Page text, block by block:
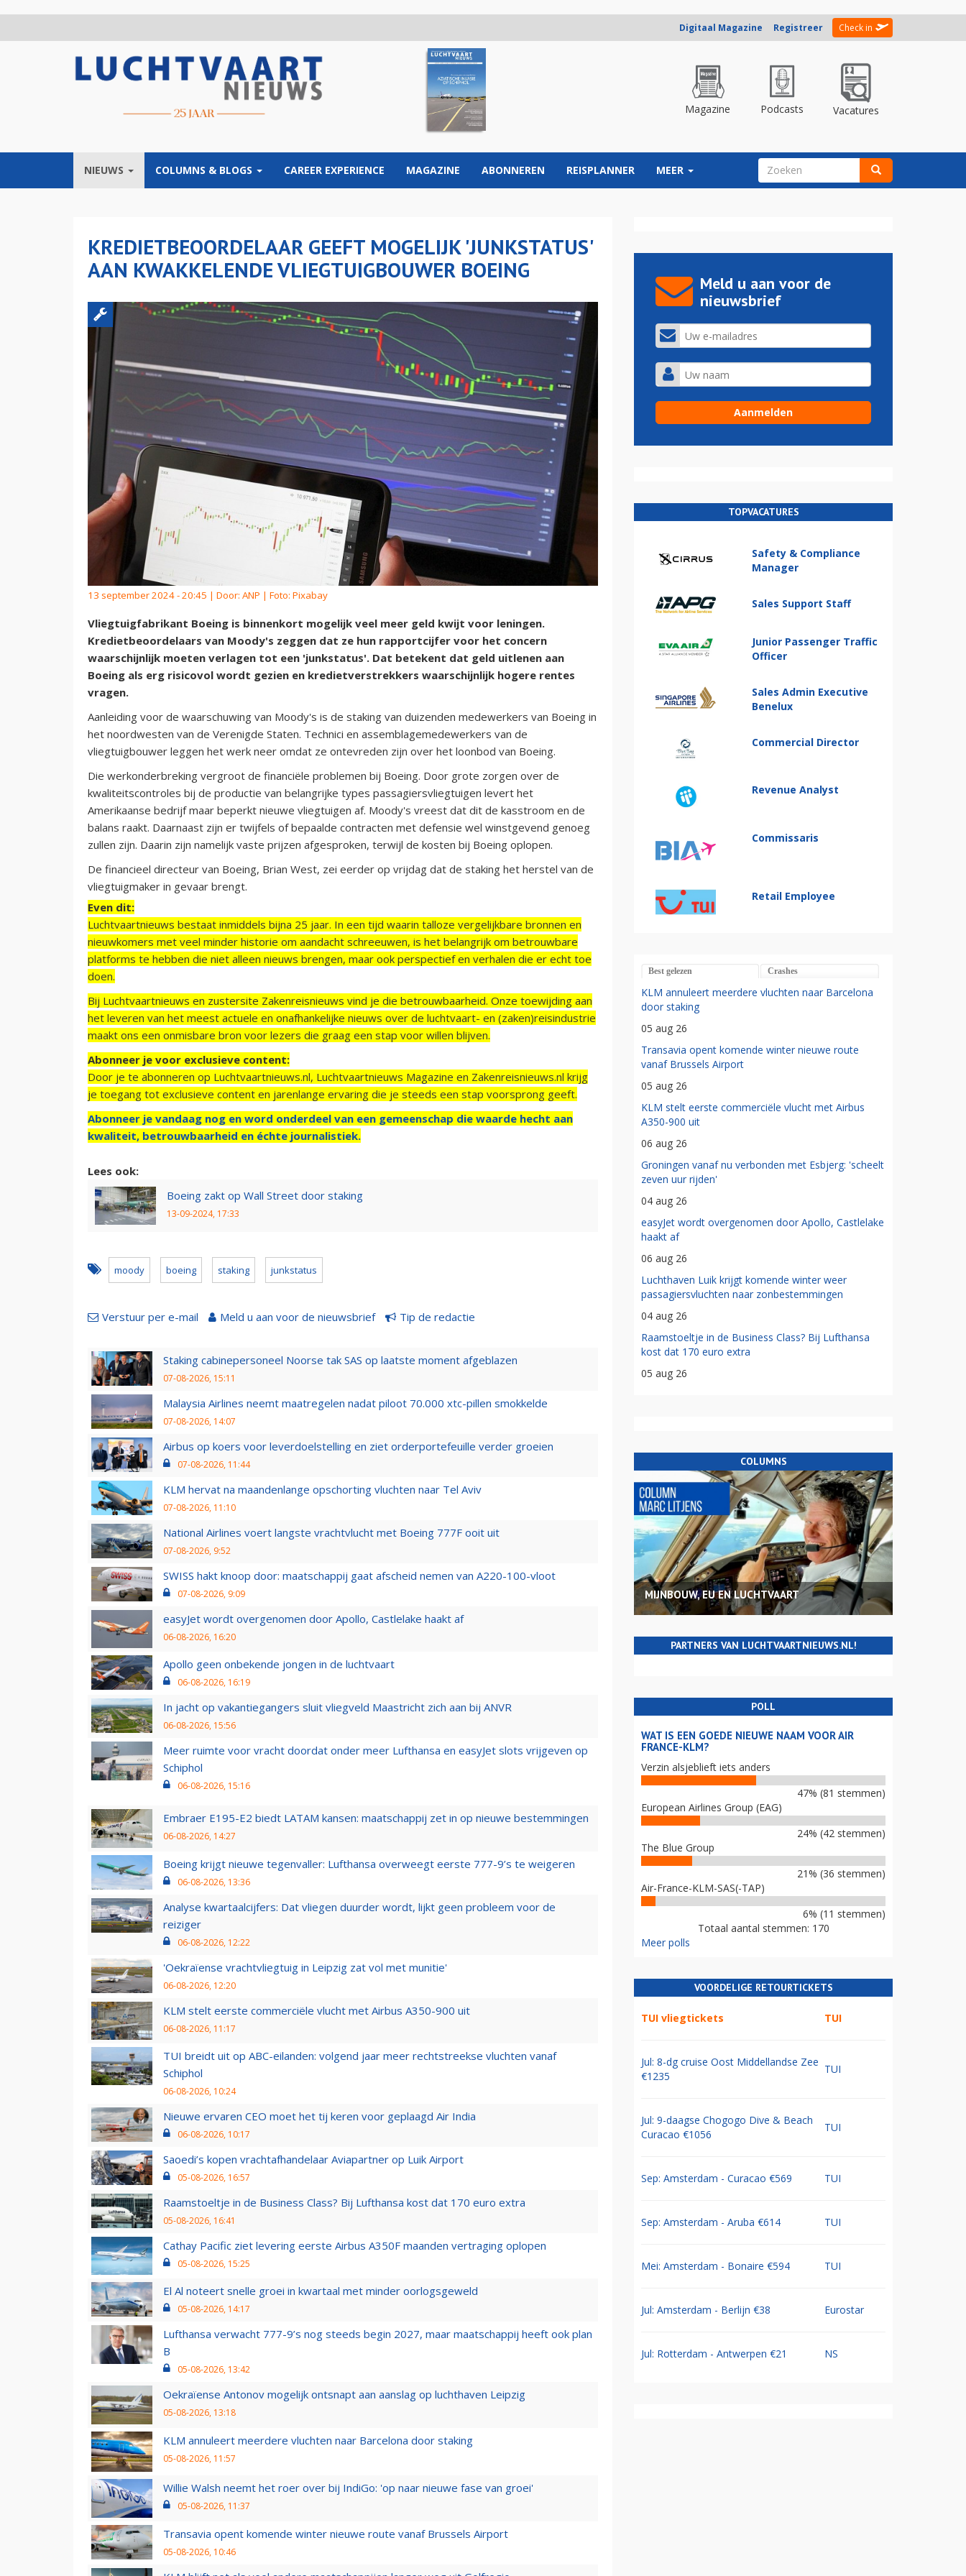
Digitaal Magazine Registreer Check in
Magazine Podcasts Vacatures
NIEUWS COLUMNS & BLOGS CAREER EXPERIENCE MAGAZINE ABONNEREN REISPLANNER MEER ZOEKVELD
KREDIETBEOORDELAAR GEEFT MOGELIJK 'JUNKSTATUS'
AAN KWAKKELENDE VLIEGTUIGBOUWER BOEING
13 september 2024 - 20:45 | Door: ANP | Foto: Pixabay
Vliegtuigfabrikant Boeing is binnenkort mogelijk veel meer geld kwijt voor leningen.
Kredietbeoordelaars van Moody's zeggen dat ze hun rapportcijfer voor het concern
waarschijnlijk moeten verlagen tot een 'junkstatus'. Dat betekent dat geld uitlenen aan
Boeing als erg risicovol wordt gezien en kredietverstrekkers waarschijnlijk hogere rentes
vragen.
Aanleiding voor de waarschuwing van Moody's is de staking van duizenden medewerkers van Boeing in
het noordwesten van de Verenigde Staten. Technici en assemblagemedewerkers van de
vliegtuigbouwer leggen het werk neer omdat ze ontevreden zijn over het loonbod van Boeing.
Die werkonderbreking vergroot de financiële problemen bij Boeing. Door grote zorgen over de
kwaliteitscontroles bij de productie van belangrijke types passagiersvliegtuigen levert het
Amerikaanse bedrijf maar beperkt nieuwe vliegtuigen af. Moody's vreest dat dit de kasstroom en de
balans raakt. Daarnaast zijn er twijfels of bepaalde contracten met defensie wel winstgevend genoeg
zullen zijn. Daarin zijn namelijk vaste prijzen afgesproken, terwijl de kosten bij Boeing oplopen.
De financieel directeur van Boeing, Brian West, zei eerder op vrijdag dat de staking het herstel van de
vliegtuigmaker in gevaar brengt.
Even dit:
Luchtvaartnieuws bestaat inmiddels bijna 25 jaar. In een tijd waarin talloze vergelijkbare bronnen en
nieuwkomers met veel minder historie om aandacht schreeuwen, is het belangrijk om betrouwbare
platforms te hebben die niet alleen nieuws brengen, maar ook perspectief en verhalen die er echt toe
doen.
Bij Luchtvaartnieuws en zustersite Zakenreisnieuws vind je die betrouwbaarheid. Onze toewijding aan
het leveren van het meest actuele en onafhankelijke nieuws over de luchtvaart- en (zaken)reisindustrie
maakt ons een onmisbare bron voor lezers die graag een stap voor willen blijven.
Abonneer je voor exclusieve content:
Door je te abonneren op Luchtvaartnieuws.nl, Luchtvaartnieuws Magazine en Zakenreisnieuws.nl krijg
je toegang tot exclusieve content en jarenlange ervaring die je steeds een stap voorsprong geeft.
Abonneer je vandaag nog en word onderdeel van een gemeenschap die waarde hecht aan
kwaliteit, betrouwbaarheid en échte journalistiek.
Lees ook:
Boeing zakt op Wall Street door staking
13-09-2024, 17:33
moody boeing staking junkstatus
Verstuur per e-mail Meld u aan voor de nieuwsbrief Tip de redactie
Staking cabinepersoneel Noorse tak SAS op laatste moment afgeblazen
07-08-2026, 15:11
Malaysia Airlines neemt maatregelen nadat piloot 70.000 xtc-pillen smokkelde
07-08-2026, 14:07
Airbus op koers voor leverdoelstelling en ziet orderportefeuille verder groeien
07-08-2026, 11:44
KLM hervat na maandenlange opschorting vluchten naar Tel Aviv
07-08-2026, 11:10
National Airlines voert langste vrachtvlucht met Boeing 777F ooit uit
07-08-2026, 9:52
SWISS hakt knoop door: maatschappij gaat afscheid nemen van A220-100-vloot
07-08-2026, 9:09
easyJet wordt overgenomen door Apollo, Castlelake haakt af
06-08-2026, 16:20
Apollo geen onbekende jongen in de luchtvaart
06-08-2026, 16:19
In jacht op vakantiegangers sluit vliegveld Maastricht zich aan bij ANVR
06-08-2026, 15:56
Meer ruimte voor vracht doordat onder meer Lufthansa en easyJet slots vrijgeven op
Schiphol
06-08-2026, 15:16
Embraer E195-E2 biedt LATAM kansen: maatschappij zet in op nieuwe bestemmingen
06-08-2026, 14:27
Boeing krijgt nieuwe tegenvaller: Lufthansa overweegt eerste 777-9’s te weigeren
06-08-2026, 13:36
Analyse kwartaalcijfers: Dat vliegen duurder wordt, lijkt geen probleem voor de
reiziger
06-08-2026, 12:22
'Oekraïense vrachtvliegtuig in Leipzig zat vol met munitie'
06-08-2026, 12:20
KLM stelt eerste commerciële vlucht met Airbus A350-900 uit
06-08-2026, 11:17
TUI breidt uit op ABC-eilanden: volgend jaar meer rechtstreekse vluchten vanaf
Schiphol
06-08-2026, 10:24
Nieuwe ervaren CEO moet het tij keren voor geplaagd Air India
06-08-2026, 10:17
Saoedi’s kopen vrachtafhandelaar Aviapartner op Luik Airport
05-08-2026, 16:57
Raamstoeltje in de Business Class? Bij Lufthansa kost dat 170 euro extra
05-08-2026, 16:41
Cathay Pacific ziet levering eerste Airbus A350F maanden vertraging oplopen
05-08-2026, 15:25
El Al noteert snelle groei in kwartaal met minder oorlogsgeweld
05-08-2026, 14:17
Lufthansa verwacht 777-9’s nog steeds begin 2027, maar maatschappij heeft ook plan
B
05-08-2026, 13:42
Oekraïense Antonov mogelijk ontsnapt aan aanslag op luchthaven Leipzig
05-08-2026, 13:18
KLM annuleert meerdere vluchten naar Barcelona door staking
05-08-2026, 11:57
Willie Walsh neemt het roer over bij IndiGo: 'op naar nieuwe fase van groei'
05-08-2026, 11:37
Transavia opent komende winter nieuwe route vanaf Brussels Airport
05-08-2026, 10:46
Meld u aan voor de
nieuwsbrief
TOPVACATURES
Safety & Compliance
Manager
Sales Support Staff
Junior Passenger Traffic
Officer
Sales Admin Executive
Benelux
Commercial Director
Revenue Analyst
Commissaris
Retail Employee
Best gelezen Crashes
KLM annuleert meerdere vluchten naar Barcelona
door staking
05 aug 26
Transavia opent komende winter nieuwe route
vanaf Brussels Airport
05 aug 26
KLM stelt eerste commerciële vlucht met Airbus
A350-900 uit
06 aug 26
Groningen vanaf nu verbonden met Esbjerg: 'scheelt
zeven uur rijden'
04 aug 26
easyJet wordt overgenomen door Apollo, Castlelake
haakt af
06 aug 26
Luchthaven Luik krijgt komende winter weer
passagiersvluchten naar zonbestemmingen
04 aug 26
Raamstoeltje in de Business Class? Bij Lufthansa
kost dat 170 euro extra
05 aug 26
COLUMNS
MIJNBOUW, EU EN LUCHTVAART
PARTNERS VAN LUCHTVAARTNIEUWS.NL!
POLL
WAT IS EEN GOEDE NIEUWE NAAM VOOR AIR
FRANCE-KLM?
Verzin alsjeblieft iets anders
47% (81 stemmen)
European Airlines Group (EAG)
24% (42 stemmen)
The Blue Group
21% (36 stemmen)
Air-France-KLM-SAS(-TAP)
6% (11 stemmen)
Totaal aantal stemmen: 170
Meer polls
VOORDELIGE RETOURTICKETS
TUI vliegtickets TUI
Jul: 8-dg cruise Oost Middellandse Zee
€1235
TUI
Jul: 9-daagse Chogogo Dive & Beach
Curacao €1056
TUI
Sep: Amsterdam - Curacao €569 TUI
Sep: Amsterdam - Aruba €614 TUI
Mei: Amsterdam - Bonaire €594 TUI
Jul: Amsterdam - Berlijn €38 Eurostar
Jul: Rotterdam - Antwerpen €21 NS